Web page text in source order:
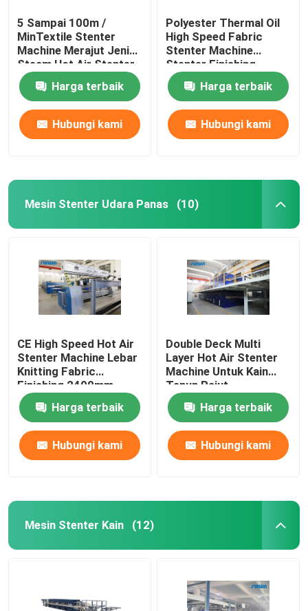
5 Sampai 100m /
MinTextile Stenter
Machine Merajut Jenis
Steam Hot Air Stenter
Machine
Harga terbaik
Hubungi kami
Polyester Thermal Oil
High Speed ​​Fabric
Stenter Machine
Stenter Finishing
Process
Harga terbaik
Hubungi kami
Mesin Stenter Udara Panas (10)
CE High Speed ​​Hot Air
Stenter Machine Lebar
Knitting Fabric
Finishing 2400mm
Harga terbaik
Hubungi kami
Double Deck Multi
Layer Hot Air Stenter
Machine Untuk Kain
Tenun Rajut
Harga terbaik
Hubungi kami
Mesin Stenter Kain (12)